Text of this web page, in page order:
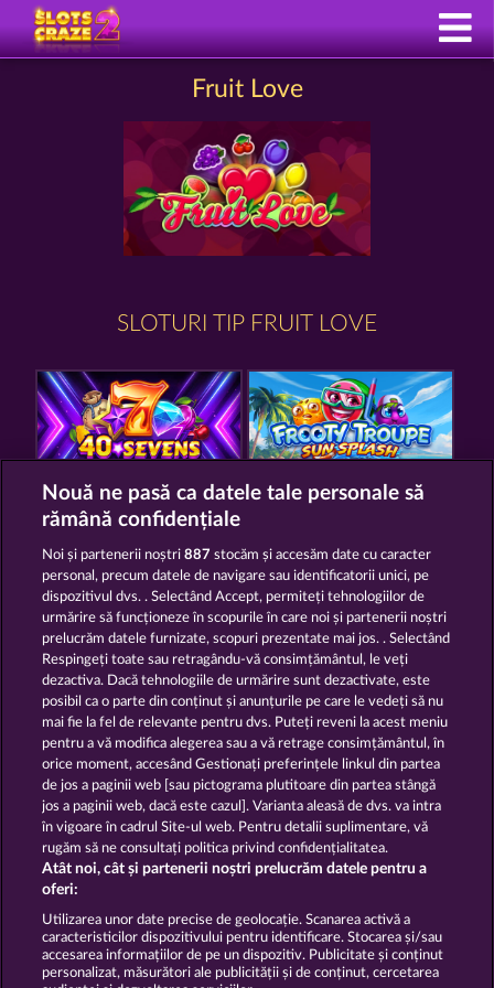
Fruit Love
SLOTURI TIP FRUIT LOVE
40 SEVENS
STICKY DIAMONDS BACK TO THE FRUITS
Termeni și condiții
Declarație de confidențialitate
Asistență tehnică Firmă
Trimite Cererea de Retragere
Nouă ne pasă ca datele tale personale să
rămână confidențiale
Noi și partenerii noștri887 stocăm și accesăm date cu caracter
personal, precum datele de navigare sau identificatorii unici, pe
dispozitivul dvs. . Selectând Accept, permiteți tehnologiilor de
urmărire să funcționeze în scopurile în care noi și partenerii noștri
prelucrăm datele furnizate, scopuri prezentate mai jos. . Selectând
Respingeți toate sau retragându-vă consimțământul, le veți
dezactiva. Dacă tehnologiile de urmărire sunt dezactivate, este
posibil ca o parte din conținut și anunțurile pe care le vedeți să nu
mai fie la fel de relevante pentru dvs. Puteți reveni la acest meniu
pentru a vă modifica alegerea sau a vă retrage consimțământul, în
orice moment, accesând Gestionați preferințele linkul din partea
de jos a paginii web [sau pictograma plutitoare din partea stângă
jos a paginii web, dacă este cazul]. Varianta aleasă de dvs. va intra
în vigoare în cadrul Site-ul web. Pentru detalii suplimentare, vă
rugăm să ne consultați politica privind confidențialitatea.
Atât noi, cât și partenerii noștri prelucrăm datele pentru a
oferi:
Utilizarea unor date precise de geolocație. Scanarea activă a
caracteristicilor dispozitivului pentru identificare. Stocarea și/sau
accesarea informațiilor de pe un dispozitiv. Publicitate și conținut
personalizat, măsurători ale publicității și de conținut, cercetarea